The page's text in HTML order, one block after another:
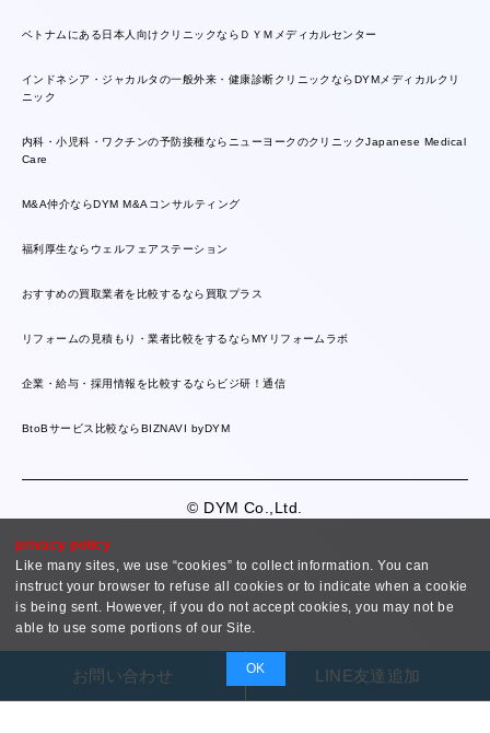
privacy policy
Like many sites, we use “cookies” to collect information. You can
instruct your browser to refuse all cookies or to indicate when a cookie
is being sent. However, if you do not accept cookies, you may not be
able to use some portions of our Site.
OK
お問い合わせ LINE友達追加
ベトナムにある日本人向けクリニックならＤＹＭメディカルセンター
インドネシア・ジャカルタの一般外来・健康診断クリニックならDYMメディカルクリ
ニック
内科・小児科・ワクチンの予防接種ならニューヨークのクリニックJapanese Medical
Care
M&A仲介ならDYM M&Aコンサルティング
福利厚生ならウェルフェアステーション
おすすめの買取業者を比較するなら買取プラス
リフォームの見積もり・業者比較をするならMYリフォームラボ
企業・給与・採用情報を比較するならビジ研！通信
BtoBサービス比較ならBIZNAVI byDYM
© DYM Co.,Ltd.